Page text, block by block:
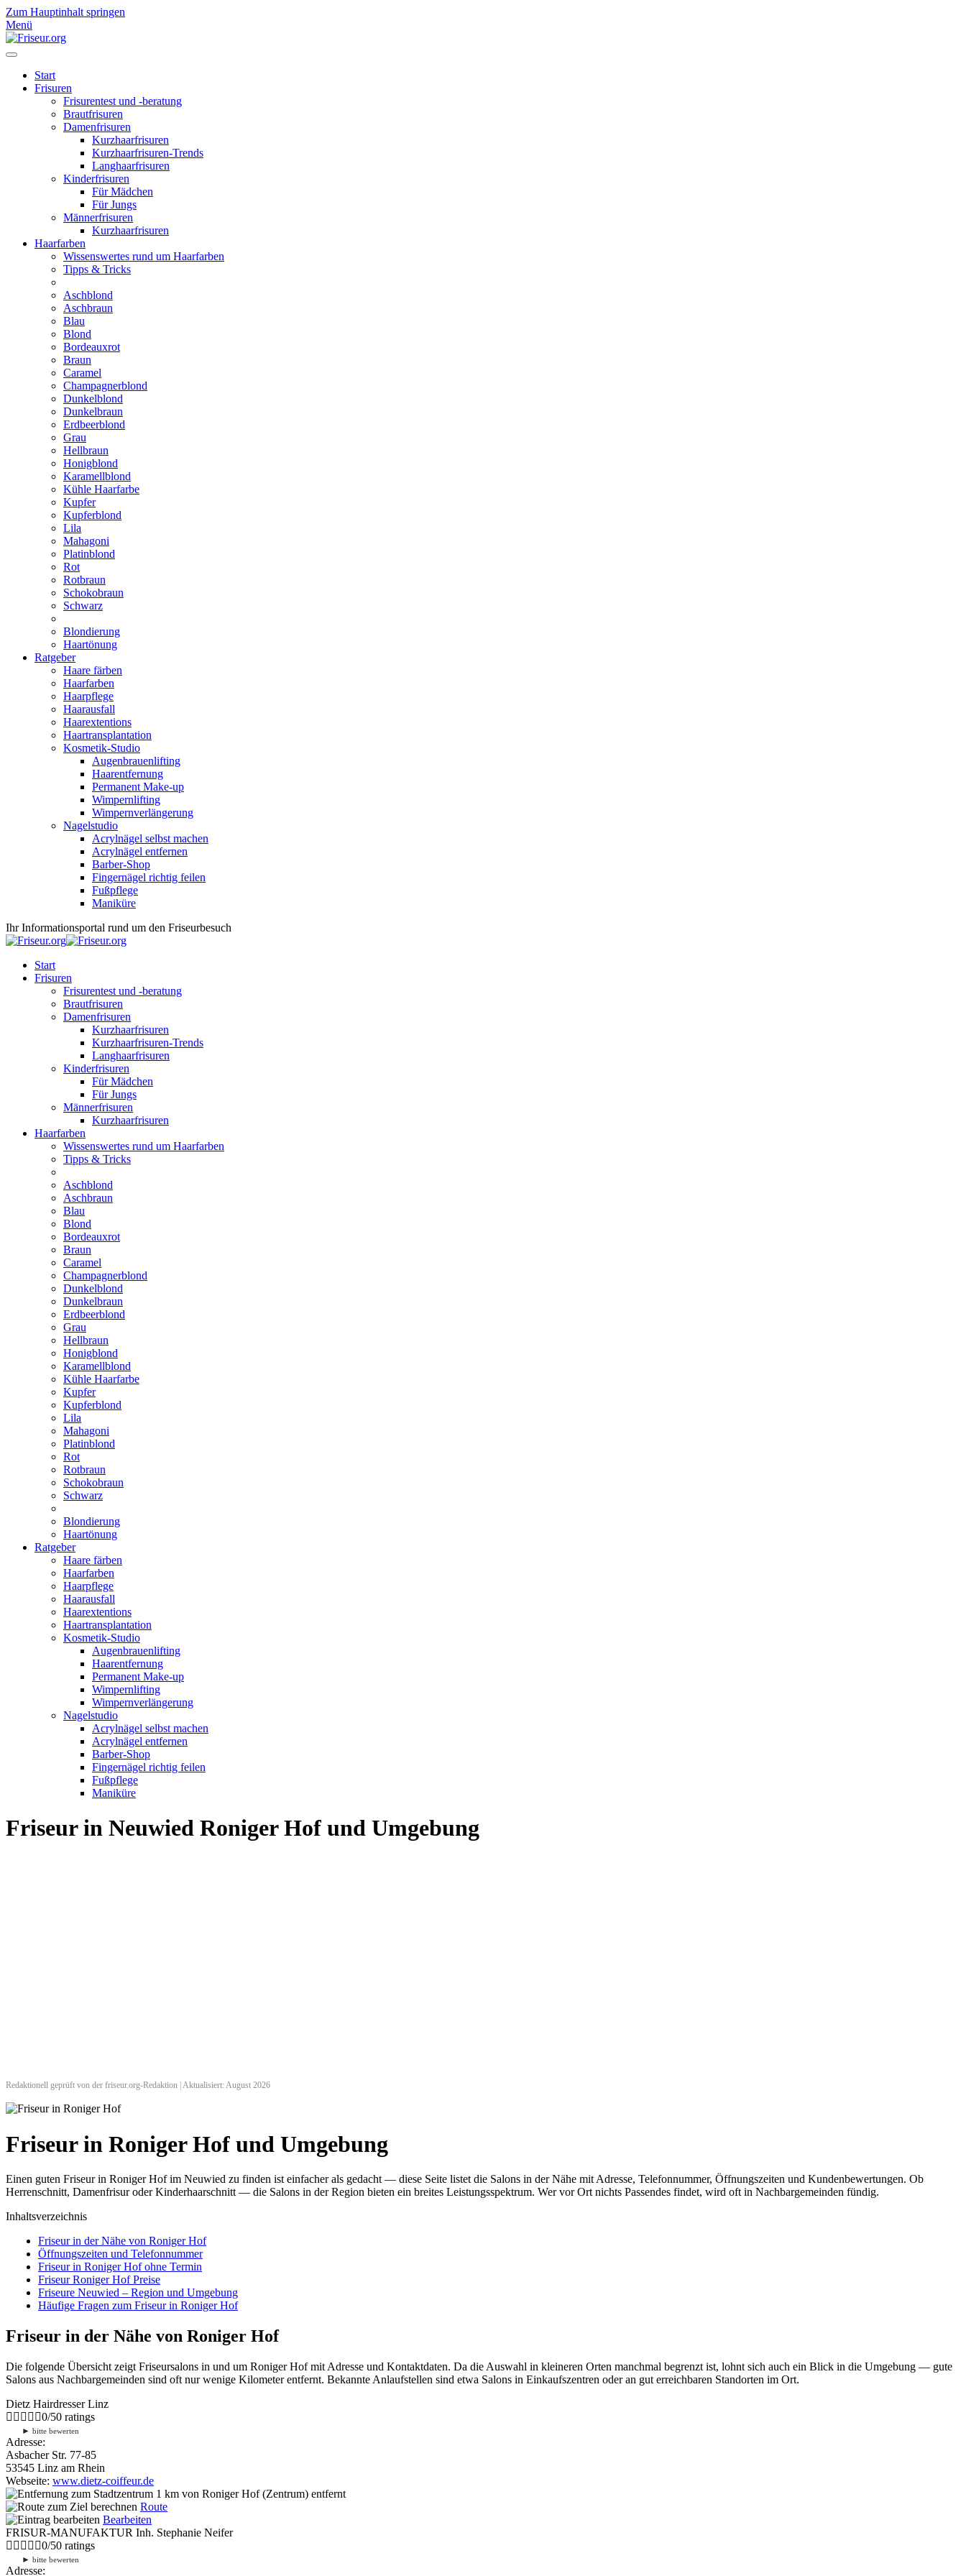
Zum Hauptinhalt springen
Menü
Start
Frisuren
Frisurentest und -beratung
Brautfrisuren
Damenfrisuren
Kurzhaarfrisuren
Kurzhaarfrisuren-Trends
Langhaarfrisuren
Kinderfrisuren
Für Mädchen
Für Jungs
Männerfrisuren
Kurzhaarfrisuren
Haarfarben
Wissenswertes rund um Haarfarben
Tipps & Tricks
Aschblond
Aschbraun
Blau
Blond
Bordeauxrot
Braun
Caramel
Champagnerblond
Dunkelblond
Dunkelbraun
Erdbeerblond
Grau
Hellbraun
Honigblond
Karamellblond
Kühle Haarfarbe
Kupfer
Kupferblond
Lila
Mahagoni
Platinblond
Rot
Rotbraun
Schokobraun
Schwarz
Blondierung
Haartönung
Ratgeber
Haare färben
Haarfarben
Haarpflege
Haarausfall
Haarextentions
Haartransplantation
Kosmetik-Studio
Augenbrauenlifting
Haarentfernung
Permanent Make-up
Wimpernlifting
Wimpernverlängerung
Nagelstudio
Acrylnägel selbst machen
Acrylnägel entfernen
Barber-Shop
Fingernägel richtig feilen
Fußpflege
Maniküre
Ihr Informationsportal rund um den Friseurbesuch
Start
Frisuren
Frisurentest und -beratung
Brautfrisuren
Damenfrisuren
Kurzhaarfrisuren
Kurzhaarfrisuren-Trends
Langhaarfrisuren
Kinderfrisuren
Für Mädchen
Für Jungs
Männerfrisuren
Kurzhaarfrisuren
Haarfarben
Wissenswertes rund um Haarfarben
Tipps & Tricks
Aschblond
Aschbraun
Blau
Blond
Bordeauxrot
Braun
Caramel
Champagnerblond
Dunkelblond
Dunkelbraun
Erdbeerblond
Grau
Hellbraun
Honigblond
Karamellblond
Kühle Haarfarbe
Kupfer
Kupferblond
Lila
Mahagoni
Platinblond
Rot
Rotbraun
Schokobraun
Schwarz
Blondierung
Haartönung
Ratgeber
Haare färben
Haarfarben
Haarpflege
Haarausfall
Haarextentions
Haartransplantation
Kosmetik-Studio
Augenbrauenlifting
Haarentfernung
Permanent Make-up
Wimpernlifting
Wimpernverlängerung
Nagelstudio
Acrylnägel selbst machen
Acrylnägel entfernen
Barber-Shop
Fingernägel richtig feilen
Fußpflege
Maniküre
Friseur in Neuwied Roniger Hof und Umgebung
Redaktionell geprüft von der friseur.org-Redaktion | Aktualisiert: August 2026
Friseur in Roniger Hof und Umgebung
Einen guten Friseur in Roniger Hof im Neuwied zu finden ist einfacher als gedacht — diese Seite listet die Salons in der Nähe mit Adresse, Telefonnummer, Öffnungszeiten und Kundenbewertungen. Ob
Herrenschnitt, Damenfrisur oder Kinderhaarschnitt — die Salons in der Region bieten ein breites Leistungsspektrum. Wer vor Ort nichts Passendes findet, wird oft in Nachbargemeinden fündig.
Inhaltsverzeichnis
Friseur in der Nähe von Roniger Hof
Öffnungszeiten und Telefonnummer
Friseur in Roniger Hof ohne Termin
Friseur Roniger Hof Preise
Friseure Neuwied – Region und Umgebung
Häufige Fragen zum Friseur in Roniger Hof
Friseur in der Nähe von Roniger Hof
Die folgende Übersicht zeigt Friseursalons in und um Roniger Hof mit Adresse und Kontaktdaten. Da die Auswahl in kleineren Orten manchmal begrenzt ist, lohnt sich auch ein Blick in die Umgebung — gute
Salons aus Nachbargemeinden sind oft nur wenige Kilometer entfernt. Bekannte Anlaufstellen sind etwa Salons in Einkaufszentren oder an gut erreichbaren Standorten im Ort.
Dietz Hairdresser Linz
0/50 ratings
► bitte bewerten
Adresse:
Asbacher Str. 77-85
53545 Linz am Rhein
Webseite: www.dietz-coiffeur.de
1 km von Roniger Hof (Zentrum) entfernt
Route
Bearbeiten
FRISUR-MANUFAKTUR Inh. Stephanie Neifer
0/50 ratings
► bitte bewerten
Adresse: